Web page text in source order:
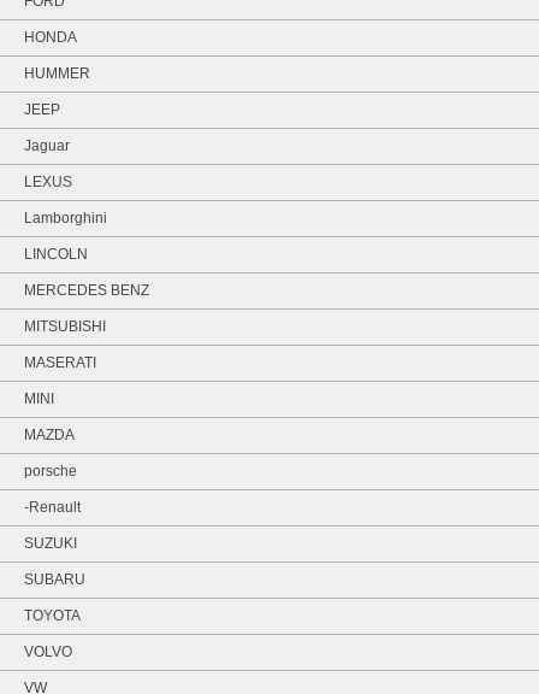
HONDA
HUMMER
JEEP
Jaguar
LEXUS
Lamborghini
LINCOLN
MERCEDES BENZ
MITSUBISHI
MASERATI
MINI
MAZDA
porsche
-Renault
SUZUKI
SUBARU
TOYOTA
VOLVO
VW